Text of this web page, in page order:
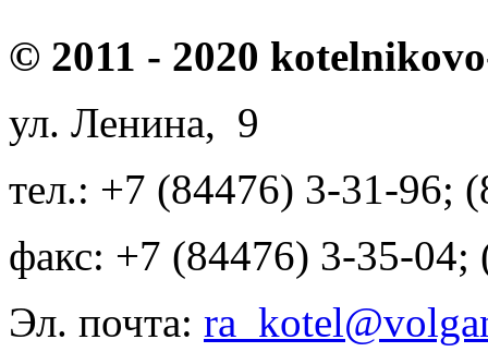
© 2011 - 2020
ул. Ленина, 9
тел.: +7 (84476) 3-31-96;
факс: +7 (84476) 3-35-04;
Эл. почта: